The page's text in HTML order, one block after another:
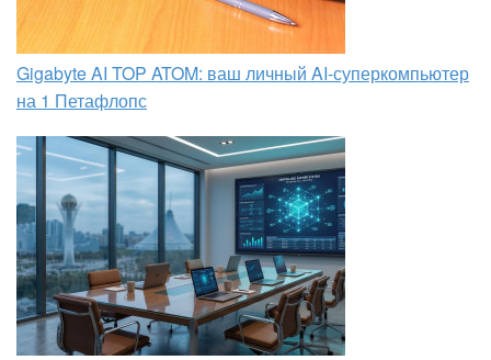
Gigabyte AI TOP ATOM: ваш личный AI-суперкомпьютер
на 1 Петафлопс